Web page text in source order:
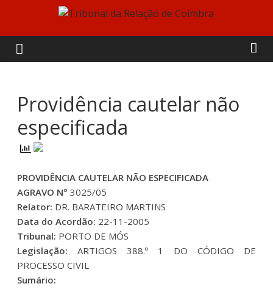
content
Tribunal
da
Relação
de
Coimbra
Providência cautelar não
especificada
PROVIDÊNCIA CAUTELAR NÃO ESPECIFICADA
AGRAVO Nº 3025/05
Relator: DR. BARATEIRO MARTINS
Data do Acordão: 22-11-2005
Tribunal: PORTO DE MÓS
Legislação: ARTIGOS 388.º 1 DO CÓDIGO DE
PROCESSO CIVIL
Sumário: